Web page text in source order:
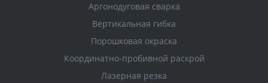
Аргонодуговая сварка
Вертикальная гибка
Порошковая окраска
Координатно-пробивной раскрой
Лазерная резка